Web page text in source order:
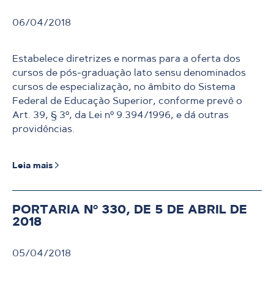
06/04/2018
Estabelece diretrizes e normas para a oferta dos
cursos de pós-graduação lato sensu denominados
cursos de especialização, no âmbito do Sistema
Federal de Educação Superior, conforme prevê o
Art. 39, § 3º, da Lei nº 9.394/1996, e dá outras
providências.
Leia mais
PORTARIA Nº 330, DE 5 DE ABRIL DE
2018
05/04/2018